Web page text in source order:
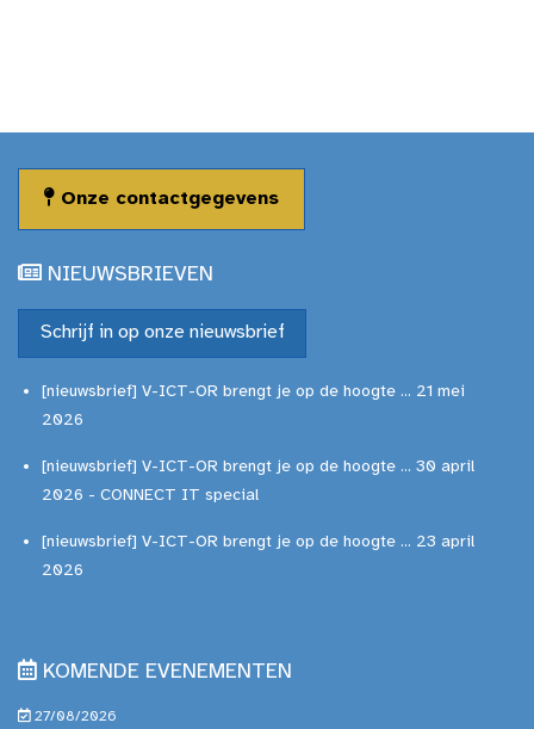
Onze contactgegevens
NIEUWSBRIEVEN
Schrijf in op onze nieuwsbrief
[nieuwsbrief] V-ICT-OR brengt je op de hoogte ... 21 mei
2026
[nieuwsbrief] V-ICT-OR brengt je op de hoogte ... 30 april
2026 - CONNECT IT special
[nieuwsbrief] V-ICT-OR brengt je op de hoogte ... 23 april
2026
KOMENDE EVENEMENTEN
27/08/2026